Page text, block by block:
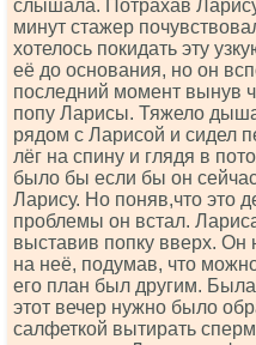
слышала. Потрахав
минут стажер
хотелось покидать эту
её до основания, но он
последний момент вынув
попу Ларисы. Тяжело
рядом с Ларисой и сидел
лёг на спину и глядя в
было бы если бы он
Ларису. Но поняв,что это
проблемы он встал.
выставив попку вверх. Он
на неё, подумав, что
его план был другим.
этот вечер нужно было
салфеткой вытирать